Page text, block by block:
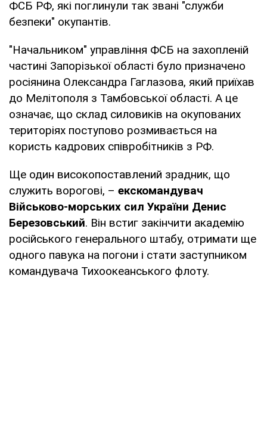
ФСБ РФ, які поглинули так звані "служби
безпеки" окупантів.
"Начальником" управління ФСБ на захопленій
частині Запорізької області було призначено
росіянина Олександра Гаглазова, який приїхав
до Мелітополя з Тамбовської області. А це
означає, що склад силовиків на окупованих
територіях поступово розмивається на
користь кадрових співробітників з РФ.
Ще один високопоставлений зрадник, що
служить ворогові, – екскомандувач
Військово-морських сил України Денис
Березовський. Він встиг закінчити академію
російського генерального штабу, отримати ще
одного павука на погони і стати заступником
командувача Тихоокеанського флоту.